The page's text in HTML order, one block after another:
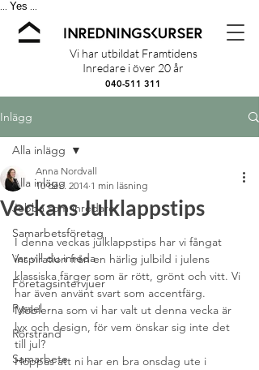
Yes
Vi har utbildat Framtidens
Inredare i över 20 år
040-511 311
Inlägg
Alla inlägg
Jobba som inredare
Samarbetsföretag
Var vill du inreda
Företagsintervjuer
Pyssel
Rörstrand
Samarbete
Alla inlägg
Veckans Julklappstips
Anna Nordvall
10 dec. 2014 1 min läsning
I denna veckas julklappstips har vi fångat
inspiration från en härlig julbild i julens
klassiska färger som är rött, grönt och vitt. Vi
har även använt svart som accentfärg.
Möblerna som vi har valt ut denna vecka är
lyx och design, för vem önskar sig inte det
till jul?
Hoppas att ni har en bra onsdag ute i